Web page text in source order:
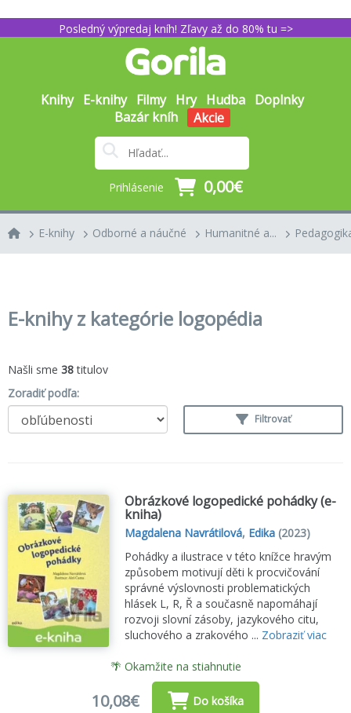
Posledný výpredaj kníh! Zľavy až do 80% tu =>
Knihy E-knihy Filmy Hry Hudba Doplnky
Bazár kníh
Akcie
Prihlásenie 0,00€
E-knihy Odborné a náučné Humanitné a...
E-knihy z kategórie logopédia
Našli sme 38titulov
Zoradiť podľa:
Filtrovať
Obrázkové logopedické pohádky (e-
kniha)
Magdalena Navrátilová, Edika (2023)
Pohádky a ilustrace v této knížce hravým
způsobem motivují děti k procvičování
správné výslovnosti problematických
hlásek L, R, Ř a současně napomáhají
rozvoji slovní zásoby, jazykového citu,
sluchového a zrakového ... Zobraziť viac
🌴 Okamžite na stiahnutie
10,08€ Do košíka